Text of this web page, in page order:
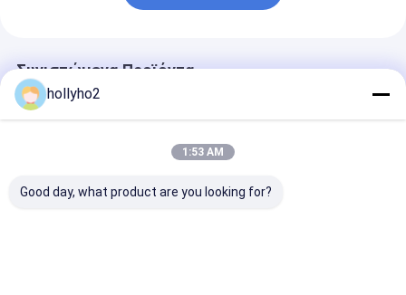
Συνιστώμενα Προϊόντα
hollyho2
1:53 AM
Good day, what product are you looking for?